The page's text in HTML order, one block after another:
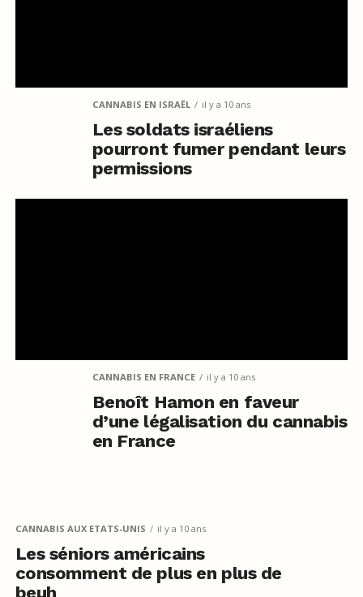
CANNABIS EN ISRAËL il y a 10 ans
Les soldats israéliens
pourront fumer pendant leurs
permissions
CANNABIS EN FRANCE il y a 10 ans
Benoît Hamon en faveur
d’une légalisation du cannabis
en France
CANNABIS AUX ETATS-UNIS il y a 10 ans
Les séniors américains
consomment de plus en plus de
beuh